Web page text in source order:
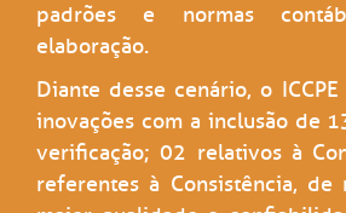
padrões e normas
elaboração.
Diante desse cenário, o
inovações com a inclusão de
verificação; 02 relativos à
referentes à Consistência, de